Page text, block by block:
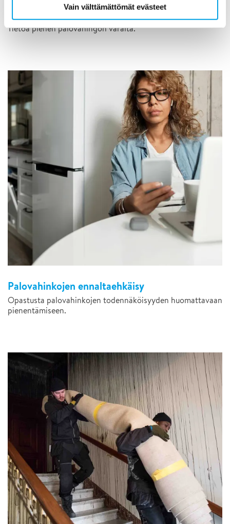
Vain välttämättömät evästeet
Pienikin palovahinko kannattaa ilmoittaa
Tietoa pienen palovahingon varalta.
Palovahinkojen ennaltaehkäisy
Opastusta palovahinkojen todennäköisyyden huomattavaan
pienentämiseen.